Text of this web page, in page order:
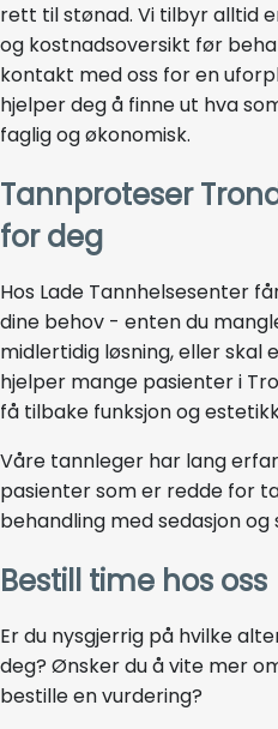
rett til stønad. Vi tilbyr alltid
og kostnadsoversikt før
kontakt med oss for en
hjelper deg å finne ut hva
faglig og økonomisk.
Tannproteser
for deg
Hos Lade Tannhelsesenter
dine behov - enten du
midlertidig løsning, eller
hjelper mange pasienter i
få tilbake funksjon og
Våre tannleger har lang
pasienter som er redde for
behandling med sedasjon
Bestill time hos oss
Er du nysgjerrig på hvilke
deg? Ønsker du å vite mer
bestille en vurdering?